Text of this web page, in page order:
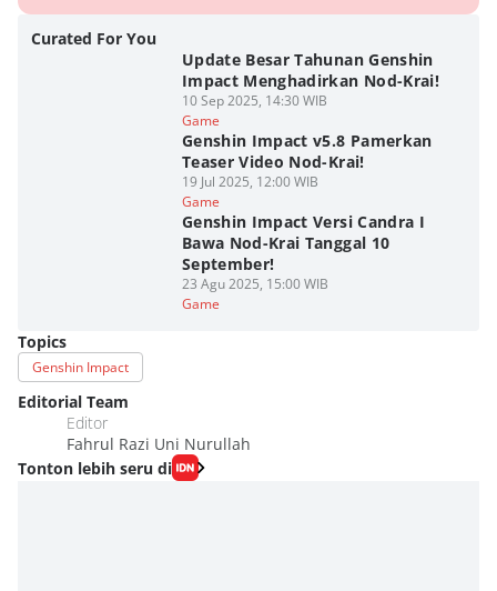
Curated For You
Update Besar Tahunan Genshin
Impact Menghadirkan Nod-Krai!
10 Sep 2025, 14:30 WIB
Game
Genshin Impact v5.8 Pamerkan
Teaser Video Nod-Krai!
19 Jul 2025, 12:00 WIB
Game
Genshin Impact Versi Candra I
Bawa Nod-Krai Tanggal 10
September!
23 Agu 2025, 15:00 WIB
Game
Topics
Genshin Impact
Editorial Team
Editor
Fahrul Razi Uni Nurullah
Tonton lebih seru di